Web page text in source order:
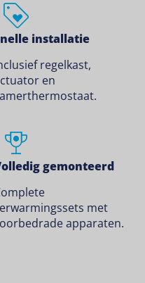
installatie
regelkast,
en
gemonteerd
met
apparaten.